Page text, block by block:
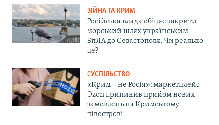
ВІЙНА ТА КРИМ
Російська влада обіцяє закрити
морський шлях українським
БпЛА до Севастополя. Чи реально
це?
СУСПІЛЬСТВО
«Крим – не Росія»: маркетплейс
Ozon припинив прийом нових
замовлень на Кримському
півострові